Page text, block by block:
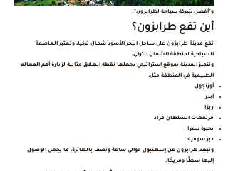
و"أفضل شركة سياحة لطرابزون".
أين تقع طرابزون؟
تقع مدينة طرابزون على ساحل البحر الأسود شمال تركيا، وتعتبر العاصمة
السياحية لمنطقة الشمال التركي.
وتتميز المدينة بموقع استراتيجي يجعلها نقطة انطلاق مثالية لزيارة أهم المعالم
الطبيعية في المنطقة مثل:
أوزنجول
آيدر
ريزا
مرتفعات السلطان مراد
بحيرة سيرا
دير سوميلا
وتبعد طرابزون عن إسطنبول حوالي ساعة ونصف بالطائرة، ما يجعل الوصول
إليها سهلًا ومريحًا.